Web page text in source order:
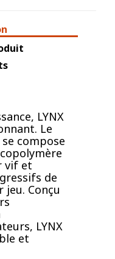
LYNX
Le
compose
vif et
de
Conçu
LYNX
et